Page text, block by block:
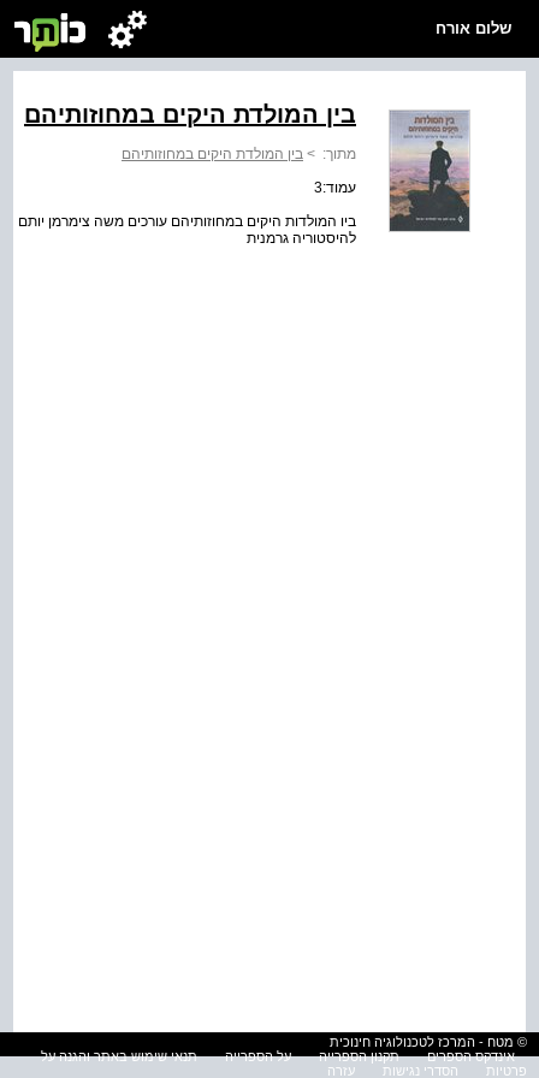
שלום אורח
בין המולדת היקים במחוזותיהם
מתוך: > בין המולדת היקים במחוזותיהם
עמוד:3
ביו המולדות היקים במחוזותיהם עורכים משה צימרמן יותם
להיסטוריה גרמנית
© מטח - המרכז לטכנולוגיה חינוכית
אינדקס הספרים
תקנון הספרייה על הספרייה
תנאי שימוש באתר והגנה על
פרטיות
הסדרי נגישות עזרה